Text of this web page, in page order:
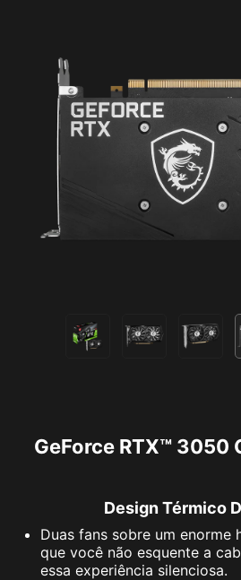
GeForce RTX™ 3050
Design Térmico
Duas fans sobre um enorme
que você não esquente a
essa experiência silenciosa.